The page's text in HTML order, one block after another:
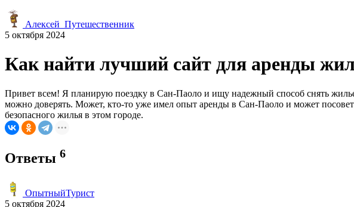
Алексей_Путешественник
5 октября 2024
Как найти лучший сайт для аренды
Привет всем! Я планирую поездку в Сан-Паоло и ищу надежный способ снять
можно доверять. Может, кто-то уже имел опыт аренды в Сан-Паоло и может
безопасного жилья в этом городе.
Ответы 6
ОпытныйТурист
5 октября 2024